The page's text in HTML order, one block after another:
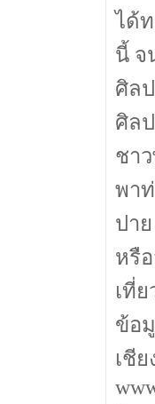
ได้
นี้ จ
ศิล
ศิล
ชา
พาท่
ปา
หรื
เที่
ข้อ
เชี